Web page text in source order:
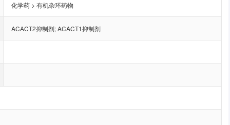
化学药 > 有机杂环药物
ACACT2抑制剂;ACACT1抑制剂